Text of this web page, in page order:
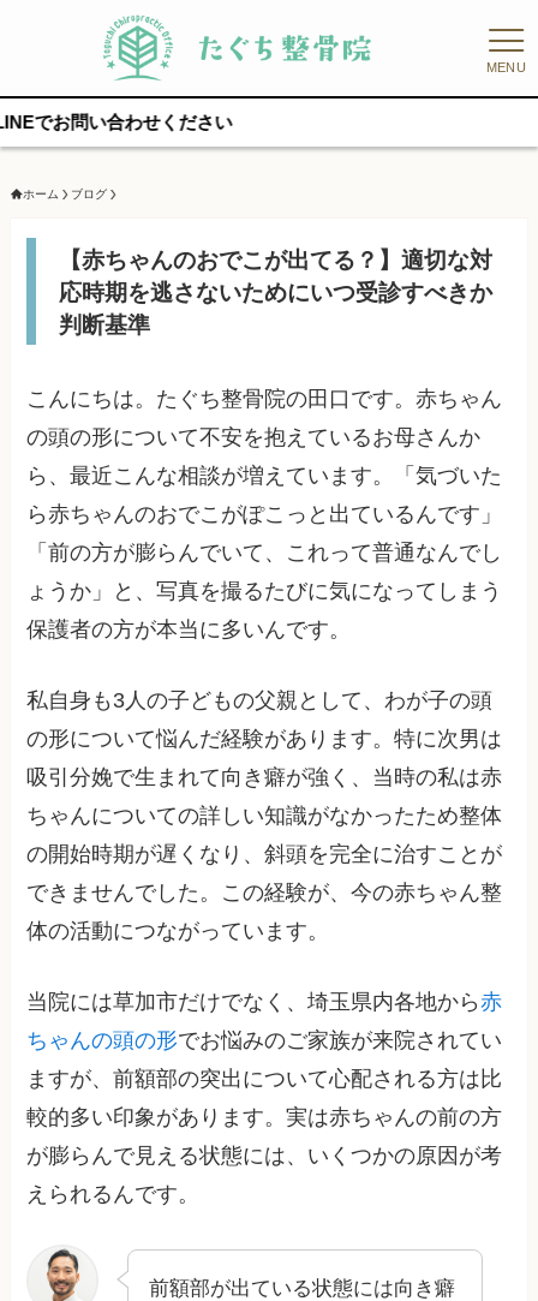
MENU
わせください
ホーム ブログ
【赤ちゃんのおでこが出てる？】適切な対
応時期を逃さないためにいつ受診すべきか
判断基準
こんにちは。たぐち整骨院の田口です。赤ちゃん
の頭の形について不安を抱えているお母さんか
ら、最近こんな相談が増えています。「気づいた
ら赤ちゃんのおでこがぽこっと出ているんです」
「前の方が膨らんでいて、これって普通なんでし
ょうか」と、写真を撮るたびに気になってしまう
保護者の方が本当に多いんです。
私自身も3人の子どもの父親として、わが子の頭
の形について悩んだ経験があります。特に次男は
吸引分娩で生まれて向き癖が強く、当時の私は赤
ちゃんについての詳しい知識がなかったため整体
の開始時期が遅くなり、斜頭を完全に治すことが
できませんでした。この経験が、今の赤ちゃん整
体の活動につながっています。
当院には草加市だけでなく、埼玉県内各地から赤
ちゃんの頭の形でお悩みのご家族が来院されてい
ますが、前額部の突出について心配される方は比
較的多い印象があります。実は赤ちゃんの前の方
が膨らんで見える状態には、いくつかの原因が考
えられるんです。
前額部が出ている状態には向き癖